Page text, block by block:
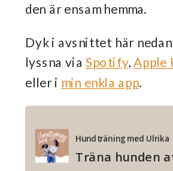
den är ensam hemma.
Dyk i avsnittet här
lyssna via Spotify,Apple
eller i min enkla app.